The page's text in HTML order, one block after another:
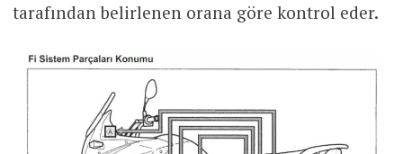
tarafından belirlenen orana göre kontrol eder.